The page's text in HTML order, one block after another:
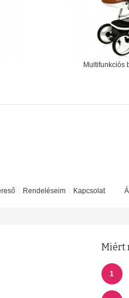
Multifunkciós
Rendeléseim Kapcsolat
Miért
1